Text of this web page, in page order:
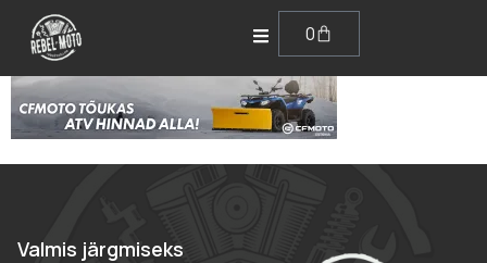
0
Valmis järgmiseks